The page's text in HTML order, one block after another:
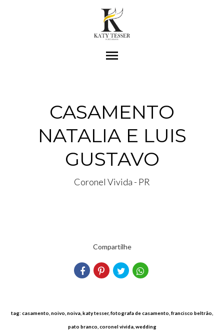
menu
CASAMENTO
NATALIA E LUIS
GUSTAVO
Coronel Vivida - PR
Compartilhe
tag: casamento, noivo, noiva, katy tesser, fotografa de casamento, francisco beltrão,
pato branco, coronel vivida, wedding